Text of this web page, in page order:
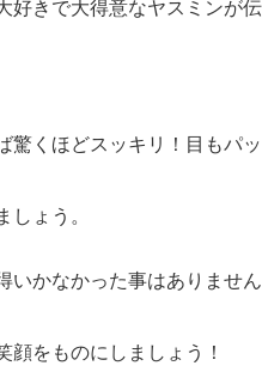
好きで大得意なヤスミンが伝
驚くほどスッキリ！目もパッ
しょう。
いかなかった事はありません
顔をものにしましょう！